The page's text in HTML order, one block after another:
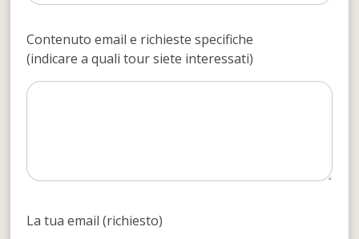
Contenuto email e richieste specifiche
(indicare a quali tour siete interessati)
La tua email (richiesto)